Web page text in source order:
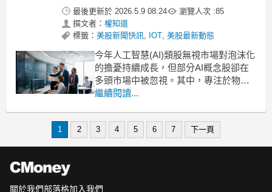
最後更新於 2026.5.9 08:24 瀏覽人次 :85
撰文者： 權知道
標籤： 美股新聞快訊, IOT, 美股最新動態
今年人工智慧(AI)類股無視市場對泡沫化
的擔憂持續成長，但部分AI概念股卻在
多頭市場中被忽視。其中，專注於物聯
網與車隊管理的Samsara(IOT)今年以來
夏季迎來反轉，並在2026年底前展現強
繼續閱讀...
1 2 3 4 5 6 7 下一頁
關於我們部落格加入我們